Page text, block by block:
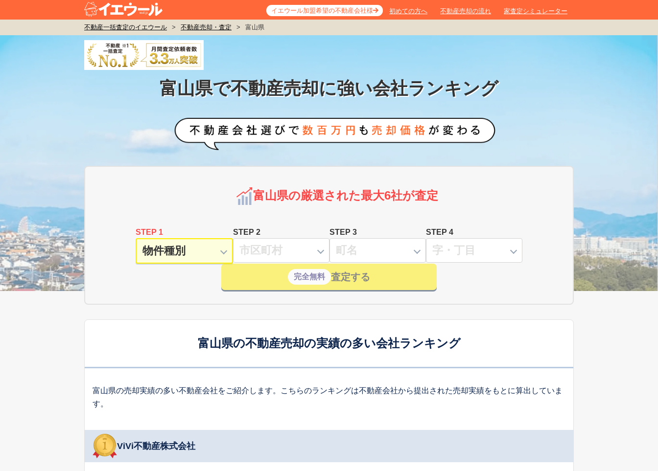
イエウール加盟希望の不動産会社様 初めての方へ 不動産売却の流れ 家査定シミュレーター
不動産一括査定のイエウール > 不動産売却・査定 > 富山県
富山県で不動産売却に強い会社ランキング
富山県の厳選された最大6社が査定
STEP 1 STEP 2 STEP 3 STEP 4
完全無料 査定する
富山県の不動産売却の実績の多い会社ランキング
富山県の売却実績の多い不動産会社をご紹介します。こちらのランキングは不動産会社から提出された売却実績をもとに算出していま
す。
ViVi不動産株式会社